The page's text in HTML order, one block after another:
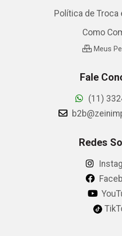
Política de Troca
Como
Meus
Fale
(11)
Redes